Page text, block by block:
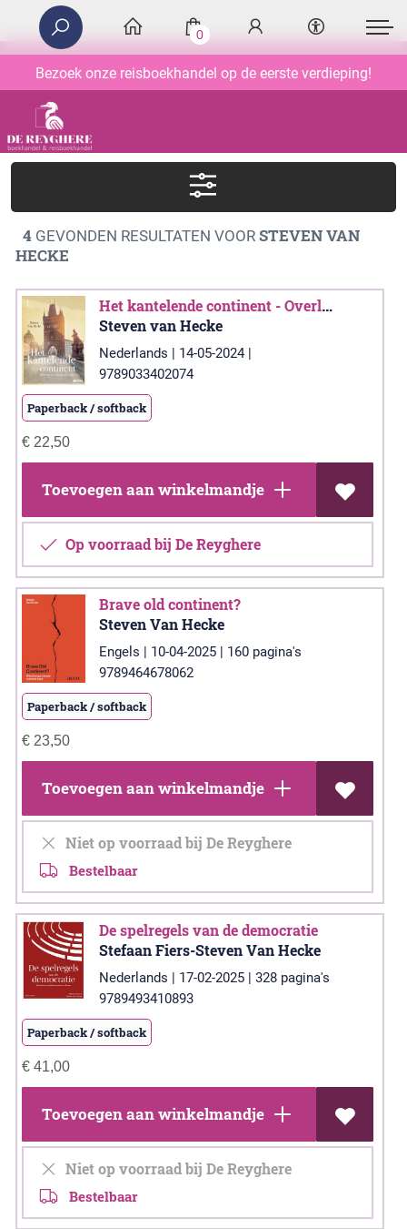
Bezoek onze reisboekhandel op de eerste verdieping!
0
4GEVONDEN RESULTATEN VOORSTEVEN VAN
HECKE
Het kantelende continent - Overleeft Europa de 21ste eeuw?
Steven van Hecke
Nederlands | 14-05-2024 |
9789033402074
Paperback / softback
€22,50
Toevoegen aan winkelmandje
Op voorraad bij De Reyghere
Brave old continent?
Steven Van Hecke
Engels | 10-04-2025 | 160 pagina's
9789464678062
Paperback / softback
€23,50
Toevoegen aan winkelmandje
Niet op voorraad bij De Reyghere
Bestelbaar
De spelregels van de democratie
Stefaan Fiers-Steven Van Hecke
Nederlands | 17-02-2025 | 328 pagina's
9789493410893
Paperback / softback
€41,00
Toevoegen aan winkelmandje
Niet op voorraad bij De Reyghere
Bestelbaar